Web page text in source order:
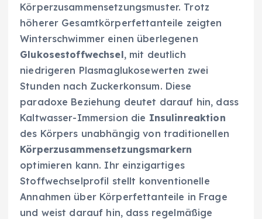
Körperzusammensetzungsmuster. Trotz
höherer Gesamtkörperfettanteile zeigten
Winterschwimmer einen überlegenen
Glukosestoffwechsel, mit deutlich
niedrigeren Plasmaglukosewerten zwei
Stunden nach Zuckerkonsum. Diese
paradoxe Beziehung deutet darauf hin, dass
Kaltwasser-Immersion die Insulinreaktion
des Körpers unabhängig von traditionellen
Körperzusammensetzungsmarkern
optimieren kann. Ihr einzigartiges
Stoffwechselprofil stellt konventionelle
Annahmen über Körperfettanteile in Frage
und weist darauf hin, dass regelmäßige